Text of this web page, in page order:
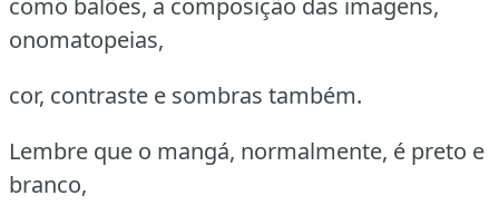
onomatopeias,
cor, contraste e sombras também.
Lembre que o mangá, normalmente, é preto e
branco,